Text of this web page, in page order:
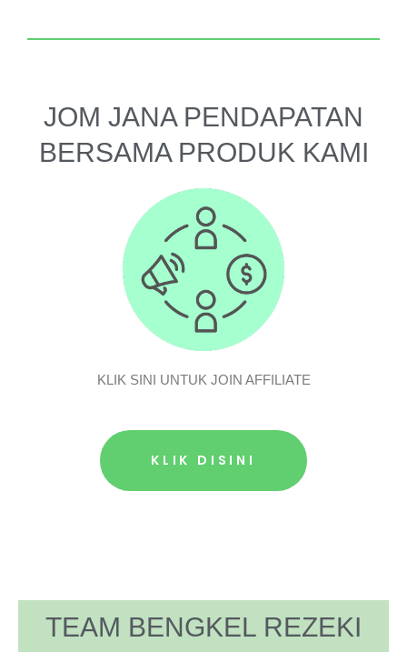
JOM JANA PENDAPATAN
BERSAMA PRODUK KAMI
KLIK SINI UNTUK JOIN AFFILIATE
KLIK DISINI
TEAM BENGKEL REZEKI